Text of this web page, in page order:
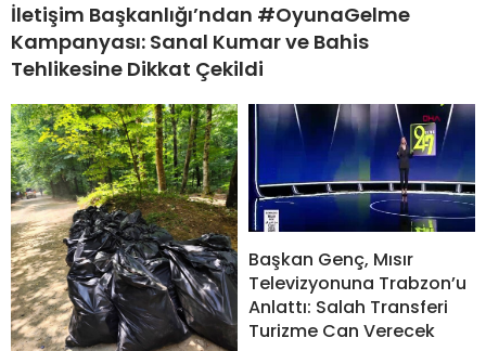
İletişim Başkanlığı’ndan #OyunaGelme
Kampanyası: Sanal Kumar ve Bahis
Tehlikesine Dikkat Çekildi
Başkan Genç, Mısır
Televizyonuna Trabzon’u
Anlattı: Salah Transferi
Turizme Can Verecek